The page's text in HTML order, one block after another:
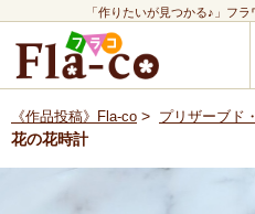
「作りたいが見つかる♪」フ
《作品投稿》Fla-co > プリザーブド
花の花時計